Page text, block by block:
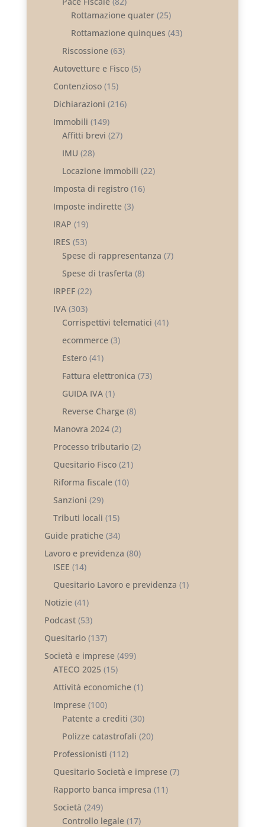
Rottamazione quater(25)
Rottamazione quinques (43)
Riscossione(63)
Autovetture e Fisco(5)
Contenzioso(15)
Dichiarazioni (216)
Immobili (149)
Affitti brevi (27)
IMU (28)
Locazione immobili (22)
Imposta di registro(16)
Imposte indirette(3)
IRAP (19)
IRES (53)
Spese di rappresentanza (7)
Spese di trasferta (8)
IRPEF(22)
IVA(303)
Corrispettivi telematici (41)
ecommerce(3)
Estero(41)
Fattura elettronica (73)
GUIDA IVA(1)
Reverse Charge(8)
Manovra 2024(2)
Processo tributario(2)
Quesitario Fisco(21)
Riforma fiscale(10)
Sanzioni (29)
Tributi locali (15)
Guide pratiche(34)
Lavoro e previdenza (80)
ISEE (14)
Quesitario Lavoro e previdenza (1)
Notizie(41)
Podcast(53)
Quesitario(137)
Società e imprese(499)
ATECO 2025 (15)
Attività economiche(1)
Imprese(100)
Patente a crediti (30)
Polizze catastrofali (20)
Professionisti (112)
Quesitario Società e imprese(7)
Rapporto banca impresa (11)
Società (249)
Controllo legale(17)